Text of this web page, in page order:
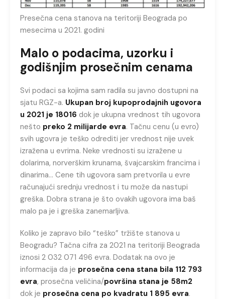
Presečna cena stanova na teritoriji Beograda po
mesecima u 2021. godini
Malo o podacima, uzorku i
godišnjim prosečnim cenama
Svi podaci sa kojima sam radila su javno dostupni na
sjatu RGZ-a. Ukupan broj kupoprodajnih ugovora
u 2021 je 18016 dok je ukupna vrednost tih ugovora
nešto preko 2 milijarde evra. Tačnu cenu (u evro)
svih ugovra je teško odrediti jer vrednost nije uvek
izražena u evrima. Neke vrednosti su izražene u
dolarima, norverškim krunama, švajcarskim francima i
dinarima… Cene tih ugovora sam pretvorila u evre
računajući srednju vrednost i tu može da nastupi
greška. Dobra strana je što ovakih ugovora ima baš
malo pa je i greška zanemarljiva.
Koliko je zapravo bilo “teško” tržište stanova u
Beogradu? Tačna cifra za 2021 na teritoriji Beograda
iznosi 2 032 071 496 evra. Dodatak na ovo je
informacija da je prosečna cena stana bila 112 793
evra, prosečna veličina/površina stana je 58m2
dok je prosečna cena po kvadratu 1 895 evra.